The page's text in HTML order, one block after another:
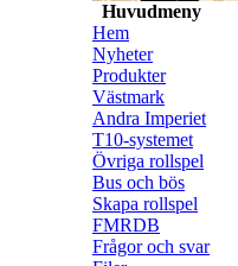
Huvudmeny
Hem
Nyheter
Produkter
Västmark
Andra Imperiet
T10-systemet
Övriga rollspel
Bus och bös
Skapa rollspel
FMRDB
Frågor och svar